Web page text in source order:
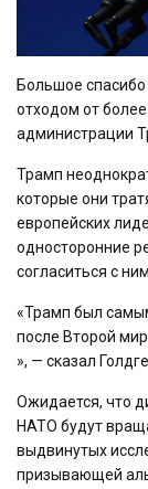
Большое
отходом от
администрации
Трамп
которые они
европейских
односторонние
согласиться с
«Трамп был
после Второй
», — сказал
Ожидается, что
НАТО будут
выдвинутых
призывающей